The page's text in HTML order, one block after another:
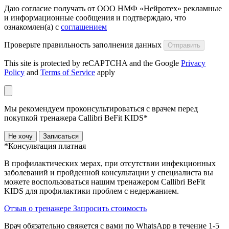
Даю согласие получать от ООО НМФ «Нейротех» рекламные
и информационные сообщения и подтверждаю, что
ознакомлен(а) с соглашением
Проверьте правильность заполнения данных Отправить
This site is protected by reCAPTCHA and the Google Privacy
Policy and Terms of Service apply
Мы рекомендуем проконсультироваться с врачем перед
покупкой тренажера Callibri BeFit KIDS*
Не хочу Записаться
*Консультация платная
В профилактических мерах, при отсутствии инфекционных
заболеваний и пройденной консультации у специалиста вы
можете воспользоваться нашим тренажером Сallibri BeFit
KIDS для профилактики проблем с недержанием.
Отзыв о тренажере Запросить стоимость
Врач обязательно свяжется с вами по WhatsApp в течение 1-5